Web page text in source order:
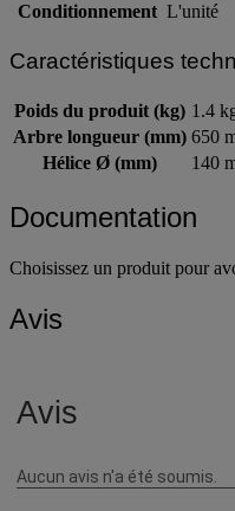
Conditionnement L'unité
Caractéristiques
Poids du produit (kg) 1.4
Arbre longueur (mm) 650
Hélice Ø (mm)
140
Documentation
Choisissez un produit pour
Avis